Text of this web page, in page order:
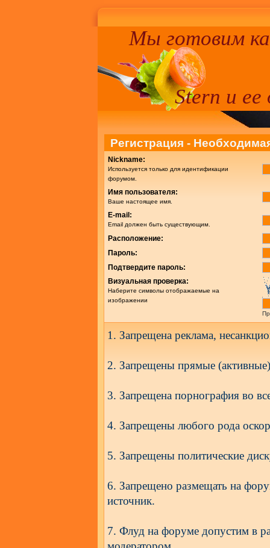
Мы готовим
Stern и ее
Регистрация -
Nickname:
Используется только для идентификации
форумом.
Имя пользователя:
Ваше настоящее имя.
E-mail:
Email должен быть существующим.
Расположение:
Пароль:
Подтвердите пароль:
Визуальная проверка:
Наберите символы отображаемые на
изображении
1. Запрещена реклама,
2. Запрещены прямые
3. Запрещена порнография во
4. Запрещены любого рода
5. Запрещены политические
6. Запрещено размещать на
источник.
7. Флуд на форуме допустим в